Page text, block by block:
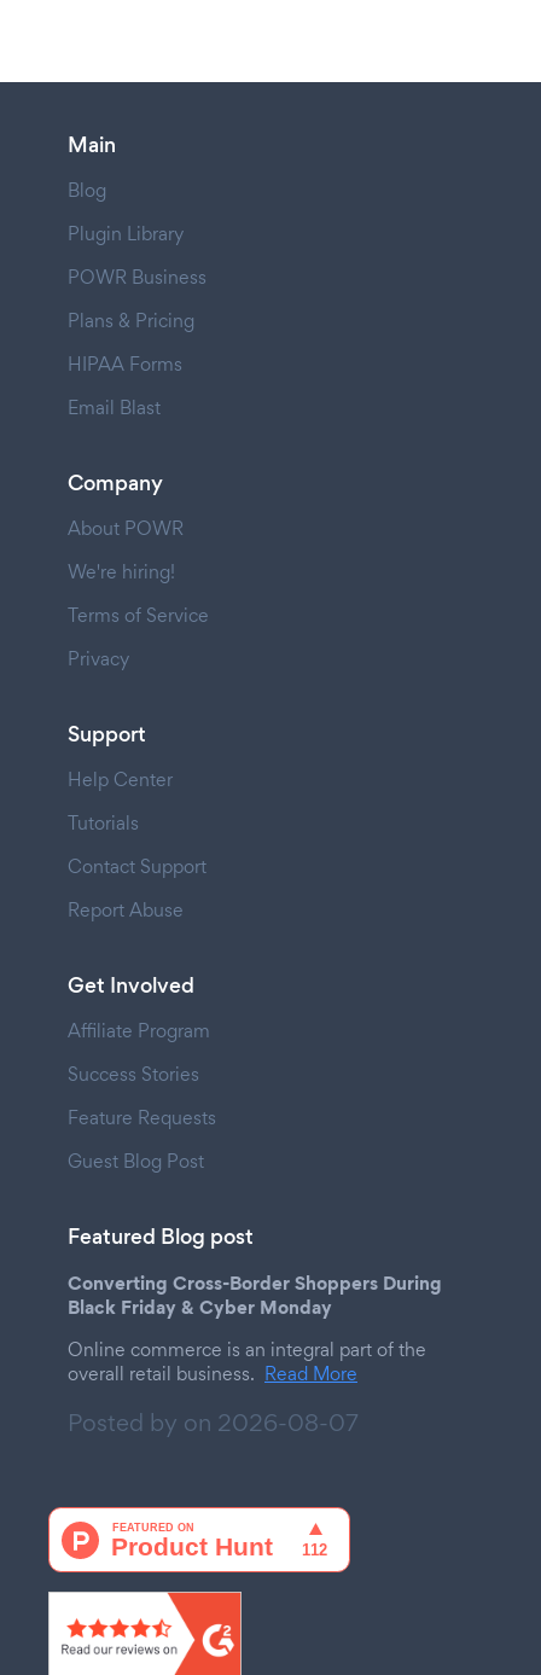
Main
Blog
Plugin Library
POWR Business
Plans & Pricing
HIPAA Forms
Email Blast
Company
About POWR
We're hiring!
Terms of Service
Privacy
Support
Help Center
Tutorials
Contact Support
Report Abuse
Get Involved
Affiliate Program
Success Stories
Feature Requests
Guest Blog Post
Featured Blog post
Converting Cross-Border Shoppers During
Black Friday & Cyber Monday
Online commerce is an integral part of the
overall retail business. Read More
Posted by on 2026-08-07